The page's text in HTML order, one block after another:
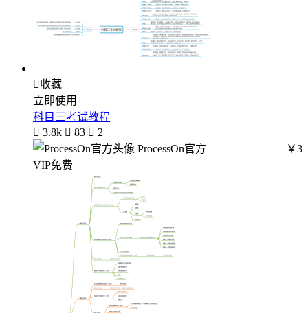
收藏
立即使用
科目三考试教程
 3.8k  83  2
ProcessOn官方
￥3
VIP免费